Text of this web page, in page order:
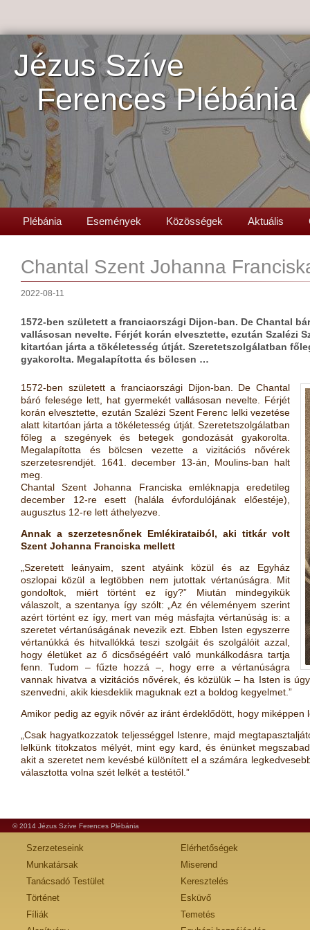
Jézus Szíve
Ferences Plébánia
Plébánia Események Közösségek Aktuális
Chantal Szent Johanna
2022-08-11
1572-ben született a franciaországi Dijon-ban. De Chantal
vallásosan nevelte. Férjét korán elvesztette, ezután Szalézi
kitartóan járta a tökéletesség útját. Szeretetszolgálatban
gyakorolta. Megalapította és bölcsen …
1572-ben született a franciaországi Dijon-ban. De Chantal
báró felesége lett, hat gyermekét vallásosan nevelte. Férjét
korán elvesztette, ezután Szalézi Szent Ferenc lelki vezetése
alatt kitartóan járta a tökéletesség útját. Szeretetszolgálatban
főleg a szegények és betegek gondozását gyakorolta.
Megalapította és bölcsen vezette a vizitációs nővérek
szerzetesrendjét. 1641. december 13-án, Moulins-ban halt
meg.
Chantal Szent Johanna Franciska emléknapja eredetileg
december 12-re esett (halála évfordulójának előestéje),
augusztus 12-re lett áthelyezve.
Annak a szerzetesnőnek Emlékirataiból, aki titkár volt
Szent Johanna Franciska mellett
„Szeretett leányaim, szent atyáink közül és az Egyház
oszlopai közül a legtöbben nem jutottak vértanúságra. Mit
gondoltok, miért történt ez így?” Miután mindegyikük
válaszolt, a szentanya így szólt: „Az én véleményem szerint
azért történt ez így, mert van még másfajta vértanúság is: a
szeretet vértanúságának nevezik ezt. Ebben Isten egyszerre
vértanúkká és hitvallókká teszi szolgáit és szolgálóit azzal,
hogy életüket az ő dicsőségéért való munkálkodásra tartja
fenn. Tudom – fűzte hozzá –, hogy erre a vértanúságra
vannak hivatva a vizitációs nővérek, és közülük – ha Isten is
szenvedni, akik kiesdeklik maguknak ezt a boldog kegyelmet.”
Amikor pedig az egyik nővér az iránt érdeklődött, hogy
„Csak hagyatkozzatok teljességgel Istenre, majd
lelkünk titokzatos mélyét, mint egy kard, és énünket
akit a szeretet nem kevésbé különített el a számára
választotta volna szét lelkét a testétől.”
© 2014 Jézus Szíve Ferences Plébánia
Szerzeteseink
Munkatársak
Tanácsadó Testület
Történet
Fíliák
Elérhetőségek
Miserend
Keresztelés
Esküvő
Temetés